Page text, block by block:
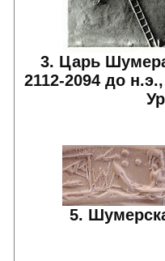
3. Царь
2112-2094 до
5.